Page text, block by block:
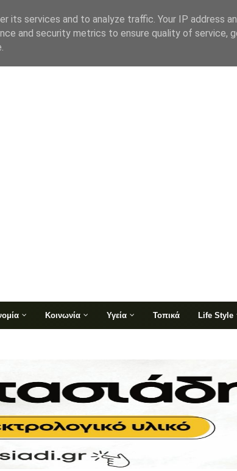
Κοινωνία Υγεία Τοπικά Life Style
its services and to analyze traffic. Your IP address
and security metrics to ensure quality of service,